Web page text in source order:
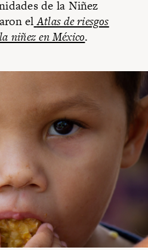
de la Niñez
el Atlas de riesgos
niñez en México.